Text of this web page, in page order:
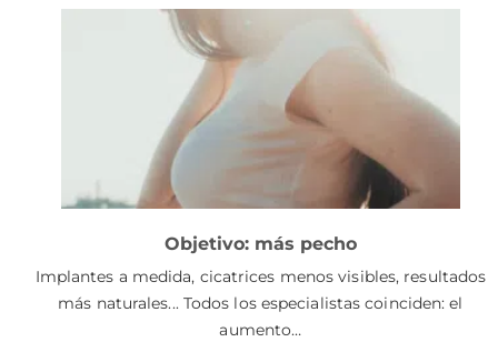
Objetivo: más pecho
Implantes a medida, cicatrices menos visibles, resultados
más naturales... Todos los especialistas coinciden: el
aumento…